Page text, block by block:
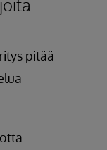
pitää